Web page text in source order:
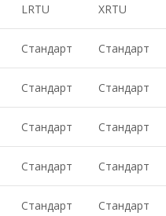
LRTU XRTU
Стандарт Стандарт
Стандарт Стандарт
Стандарт Стандарт
Стандарт Стандарт
Стандарт Стандарт